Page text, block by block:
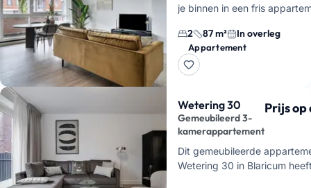
je binnen in een fris
alsof het gisteren is
woonkam…
2 87 m² In overleg
Appartement
Wetering 30
Gemeubileerd 3-
kamerappartement
Prijs
Dit gemeubileerde
Wetering 30 in Blaricum